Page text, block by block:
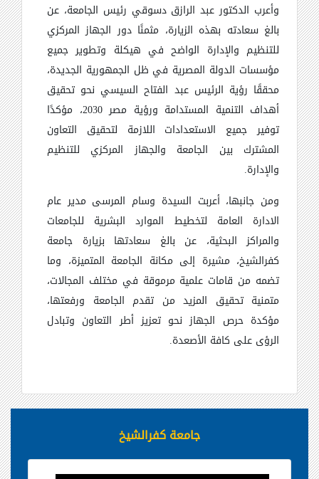
وأعرب الدكتور عبد الرازق دسوقي رئيس الجامعة، عن
بالغ سعادته بهذه الزيارة، مثمنًا دور الجهاز المركزي
للتنظيم والإدارة الواضح في هيكلة وتطوير جميع
مؤسسات الدولة المصرية في ظل الجمهورية الجديدة،
محققًا رؤية الرئيس عبد الفتاح السيسي نحو تحقيق
أهداف التنمية المستدامة ورؤية مصر 2030، مؤكدًا
توفير جميع الاستعدادات اللازمة لتحقيق التعاون
المشترك بين الجامعة والجهاز المركزي للتنظيم
والإدارة.
ومن جانبها، أعربت السيدة وسام المرسى مدير عام
الادارة العامة لتخطيط الموارد البشرية للجامعات
والمراكز البحثية، عن بالغ سعادتها بزيارة جامعة
كفرالشيخ، مشيرة إلى مكانة الجامعة المتميزة، وما
تضمه من قامات علمية مرموقة في مختلف المجالات،
متمنية تحقيق المزيد من تقدم الجامعة ورفعتها،
مؤكدة حرص الجهاز نحو تعزيز أطر التعاون وتبادل
الرؤى على كافة الأصعدة.
جامعة كفرالشيخ